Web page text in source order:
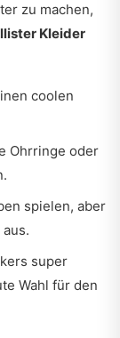
zu machen,
Kleider
coolen
Ohrringe oder
spielen, aber
super
Wahl für den